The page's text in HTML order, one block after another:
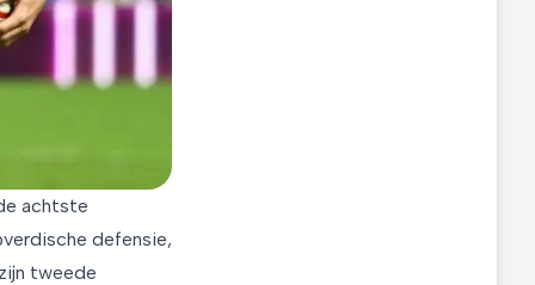
achtste
defensie,
tweede